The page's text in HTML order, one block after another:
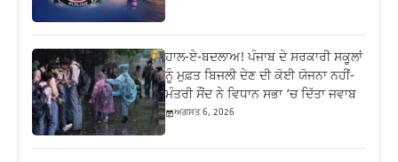
ਹਾਲ-ਏ-ਬਦਲਾਅ! ਪੰਜਾਬ ਦੇ ਸਰਕਾਰੀ ਸਕੂਲਾਂ
ਨੂੰ ਮੁਫ਼ਤ ਬਿਜਲੀ ਦੇਣ ਦੀ ਕੋਈ ਯੋਜਨਾ ਨਹੀਂ-
ਮੰਤਰੀ ਸੌਂਦ ਨੇ ਵਿਧਾਨ ਸਭਾ ‘ਚ ਦਿੱਤਾ ਜਵਾਬ
ਅਗਸਤ 6, 2026